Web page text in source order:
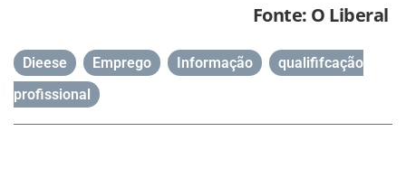
Fonte: O Liberal
Dieese Emprego Informação
qualififcação
profissional